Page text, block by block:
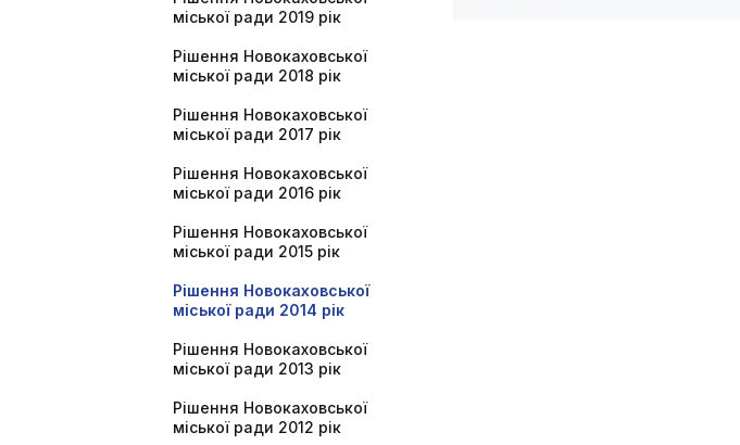
міської ради 2019 рік
Рішення Новокаховської
міської ради 2018 рік
Рішення Новокаховської
міської ради 2017 рік
Рішення Новокаховської
міської ради 2016 рік
Рішення Новокаховської
міської ради 2015 рік
Рішення Новокаховської
міської ради 2014 рік
Рішення Новокаховської
міської ради 2013 рік
Рішення Новокаховської
міської ради 2012 рік